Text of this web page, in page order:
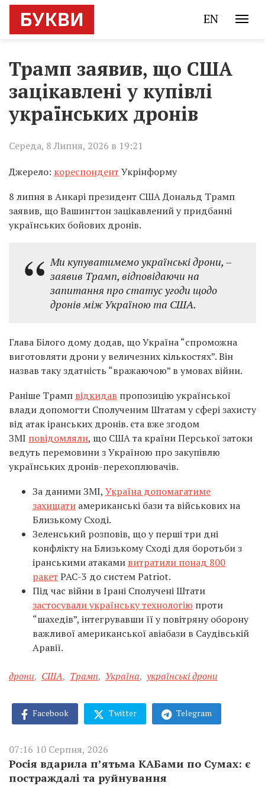
EN
Трамп заявив, що США
зацікавлені у купівлі
українських дронів
Середа, 8 Липня, 2026 в 19:21
Джерело: кореспондент Укрінформу
8 липня в Анкарі президент СШАДональд Трамп
заявив, що Вашингтон зацікавлений у придбанні
українських бойових дронів.
Ми купуватимемо українські дрони, –
заявив Трамп, відповідаючи на
запитання про статус угоди щодо
дронів між Україною та США.
Глава Білого дому додав, що Україна “спроможна
виготовляти дрони у величезних кількостях”. Він
назвав таку здатність “вражаючою” в умовах війни.
Раніше Трамп відкидав пропозицію української
влади допомогти Сполученим Штатам у сфері захисту
від атак іранських дронів. єта вже згодом
ЗМІ повідомляли, що США та країни Перської затоки
ведуть перемовини з Україною про закупівлю
українських дронів-перехоплювачів.
За даними ЗМІ, Україна допомагатиме
захищати американські бази та військових на
Близькому Сході.
Зеленський розповів, що у перші три дні
конфлікту на Близькому Сході для боротьби з
іранськими атаками витратили понад 800
ракет PAC-3 до систем Patriot.
Під час війни в Ірані Сполучені Штати
застосували українську технологію проти
“шахедів”, інтегрувавши її у повітряну оборону
важливої американської авіабази в Саудівській
Аравії.
дрони, США, Трамп, Україна, українські дрони
Facebook Twitter Telegram
07:16 10 Серпня, 2026
Росія вдарила п’ятьма КАБами по Сумах: є
постраждалі та руйнування